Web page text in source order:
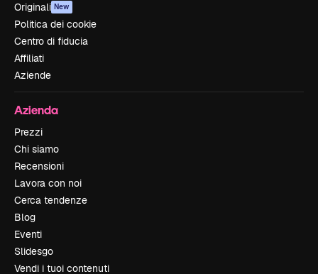
Originali New
Politica dei cookie
Centro di fiducia
Affiliati
Aziende
Azienda
Prezzi
Chi siamo
Recensioni
Lavora con noi
Cerca tendenze
Blog
Eventi
Slidesgo
Vendi i tuoi contenuti